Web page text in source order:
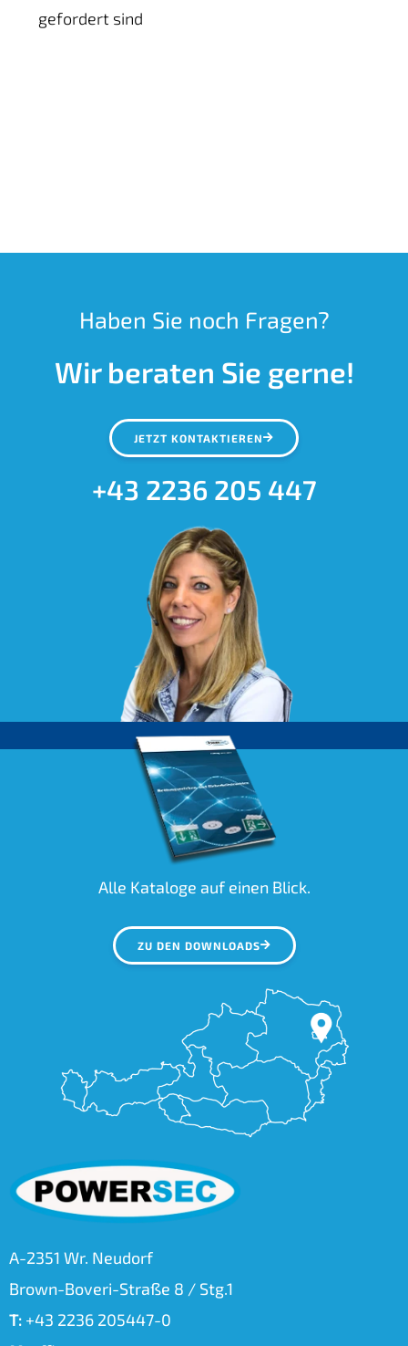
gefordert sind
Haben Sie noch Fragen?
Wir beraten Sie gerne!
JETZT KONTAKTIEREN
+43 2236 205 447
Alle Kataloge auf einen Blick.
ZU DEN DOWNLOADS
A-2351 Wr. Neudorf
Brown-Boveri-Straße 8 / Stg.1
T: +43 2236 205447-0